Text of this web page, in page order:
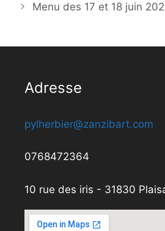
Menu des 17 et 18 juin
Adresse
pylherbier@zanzibart.com
0768472364
10 rue des iris - 31830